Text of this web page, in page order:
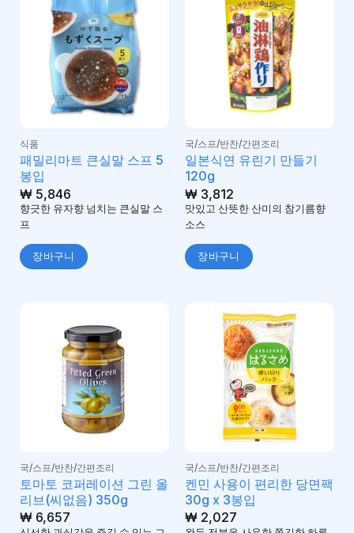
식품
패밀리마트 큰실말 스프 5
봉입
₩5,846
향긋한 유자향 넘치는 큰실말 스
프
장바구니
국/스프/반찬/간편조리
일본식연 유린기 만들기
120g
₩3,812
맛있고 산뜻한 산미의 참기름향
소스
장바구니
국/스프/반찬/간편조리
토마토 코퍼레이션 그린 올
리브(씨없음) 350g
₩6,657
국/스프/반찬/간편조리
켄민 사용이 편리한 당면팩
30g x 3봉입
₩2,027